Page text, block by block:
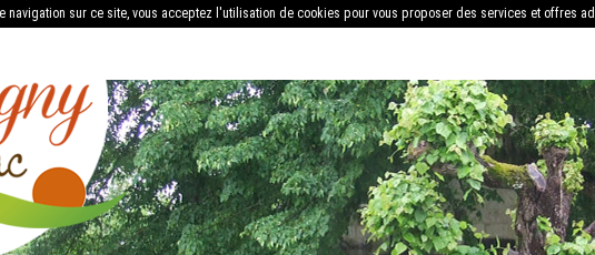
navigation sur ce site, vous acceptez l'utilisation de cookies pour vous proposer des services et offres